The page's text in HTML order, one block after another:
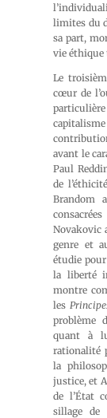
limites du
sa part,
vie éthique
Le
cœur de
avant le
Paul
de
Brandom
Novakovic
genre et
étudie
la liberté
montre
les
problème
quant à
rationalité
la
justice, et
de l’État
sillage de